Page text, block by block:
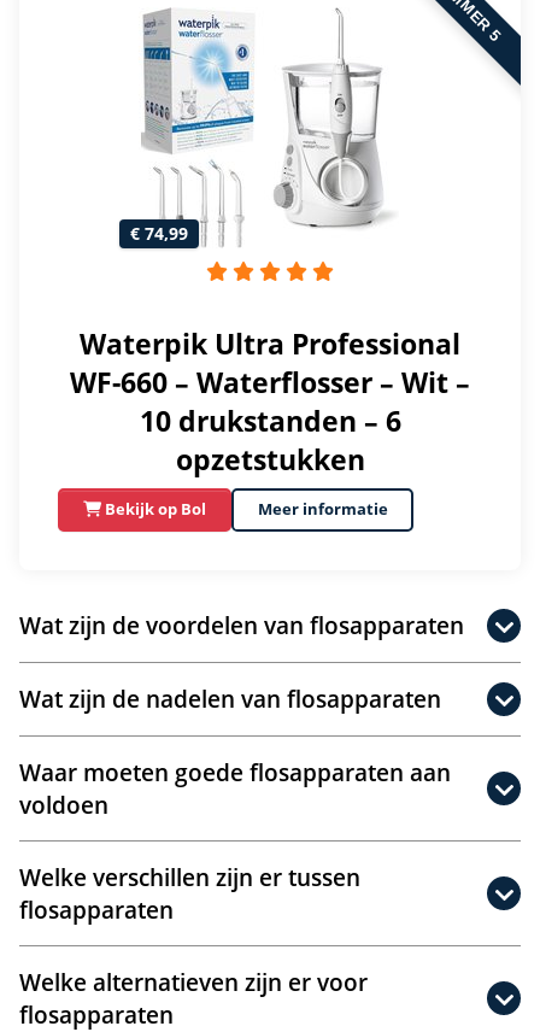
€ 74,99
Waterpik Ultra Professional
WF-660 – Waterflosser – Wit –
10 drukstanden – 6
opzetstukken
Bekijk op Bol Meer informatie
Wat zijn de voordelen van flosapparaten
Wat zijn de nadelen van flosapparaten
Waar moeten goede flosapparaten aan
voldoen
Welke verschillen zijn er tussen
flosapparaten
Welke alternatieven zijn er voor
flosapparaten